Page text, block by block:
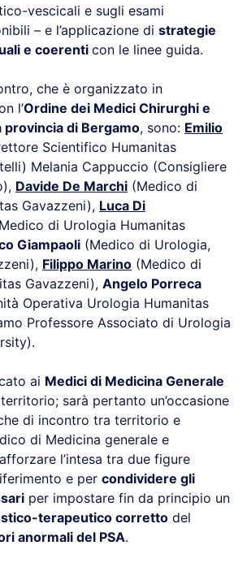
vescicali e sugli esami
– e l’applicazione di strategie
e coerenti con le linee guida.
che è organizzato in
l’Ordine dei Medici Chirurghi e
di Bergamo, sono: Emilio
Scientifico Humanitas
Melania Cappuccio (Consigliere
Davide De Marchi (Medico di
Gavazzeni), Luca Di
di Urologia Humanitas
Giampaoli (Medico di Urologia,
Filippo Marino (Medico di
Gavazzeni), Angelo Porreca
Operativa Urologia Humanitas
Professore Associato di Urologia
ai Medici di Medicina Generale
sarà pertanto un’occasione
di incontro tra territorio e
di Medicina generale e
l’intesa tra due figure
e per condividere gli
per impostare fin da principio un
terapeutico corretto del
anormali del PSA.